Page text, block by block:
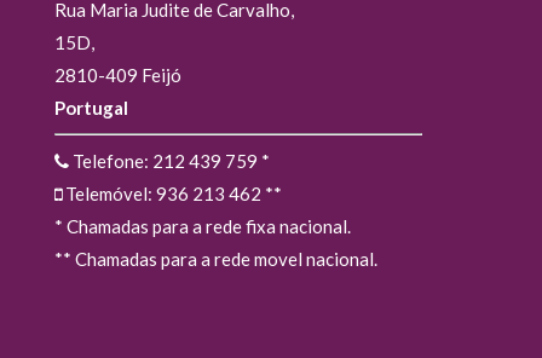
Rua Maria Judite de Carvalho,
15D,
2810-409 Feijó
Portugal
Telefone: 212 439 759 *
Telemóvel: 936 213 462 **
* Chamadas para a rede fixa nacional.
** Chamadas para a rede movel nacional.